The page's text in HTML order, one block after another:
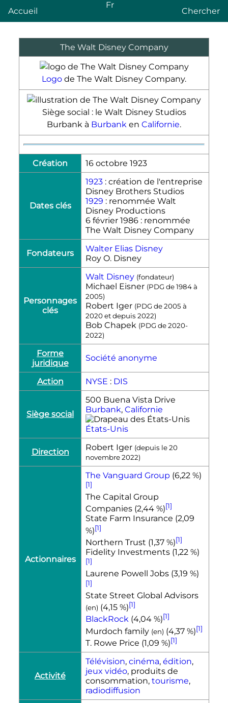
Accueil
Fr
Chercher
The Walt Disney Company
Logo de The Walt Disney Company.
Siège social : le Walt Disney Studios
Burbank à Burbank en Californie.
Création 16 octobre 1923
Dates clés
1923 : création de l'entreprise
Disney Brothers Studios
1929 : renommée Walt
Disney Productions
6 février 1986 : renommée
The Walt Disney Company
Fondateurs
Walter Elias Disney
Roy O. Disney
Personnages
clés
Walt Disney (fondateur)
Michael Eisner (PDG de 1984 à
2005)
Robert Iger (PDG de 2005 à
2020 et depuis 2022)
Bob Chapek (PDG de 2020-
2022)
Forme
juridique
Société anonyme
Action NYSE : DIS
Siège social
500 Buena Vista Drive
Burbank, Californie
États-Unis
Direction Robert Iger (depuis le 20
novembre 2022)
Actionnaires
The Vanguard Group (6,22 %)
[1]
The Capital Group
Companies (2,44 %)[1]
State Farm Insurance (2,09
%)[1]
Northern Trust (1,37 %)[1]
Fidelity Investments (1,22 %)
[1]
Laurene Powell Jobs (3,19 %)
[1]
State Street Global Advisors
(en) (4,15 %)[1]
BlackRock (4,04 %)[1]
Murdoch family (en) (4,37 %)[1]
T. Rowe Price (1,09 %)[1]
Activité
Télévision, cinéma, édition,
jeux vidéo, produits de
consommation, tourisme,
radiodiffusion